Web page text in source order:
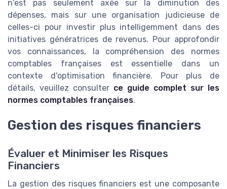
n'est pas seulement axée sur la diminution des
dépenses, mais sur une organisation judicieuse de
celles-ci pour investir plus intelligemment dans des
initiatives génératrices de revenus. Pour approfondir
vos connaissances, la compréhension des normes
comptables françaises est essentielle dans un
contexte d'optimisation financière. Pour plus de
détails, veuillez consulter ce guide complet sur les
normes comptables françaises.
Gestion des risques financiers
Évaluer et Minimiser les Risques
Financiers
La gestion des risques financiers est une composante